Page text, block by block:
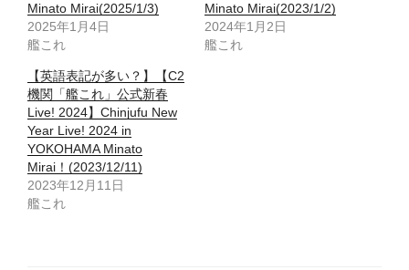
Minato Mirai(2025/1/3)
2025年1月4日
艦これ
Minato Mirai(2023/1/2)
2024年1月2日
艦これ
【英語表記が多い？】【C2
機関「艦これ」公式新春
Live! 2024】Chinjufu New
Year Live! 2024 in
YOKOHAMA Minato
Mirai！(2023/12/11)
2023年12月11日
艦これ